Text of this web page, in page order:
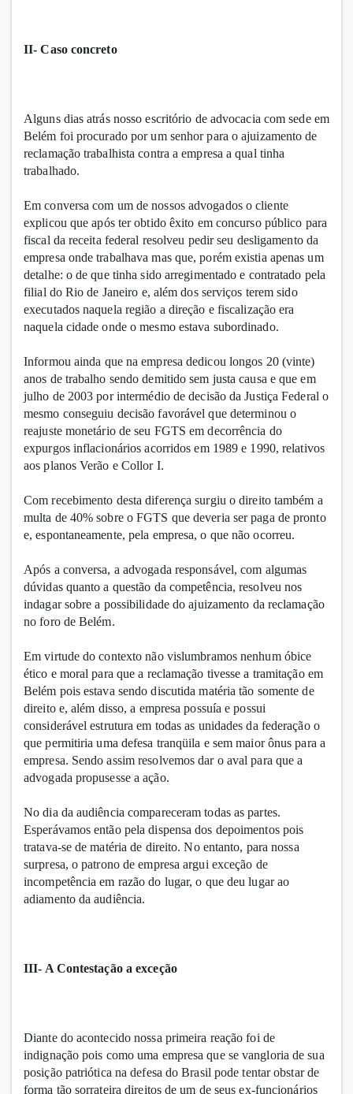
II- Caso concreto
Alguns dias atrás nosso escritório de advocacia com sede em
Belém foi procurado por um senhor para o ajuizamento de
reclamação trabalhista contra a empresa a qual tinha
trabalhado.
Em conversa com um de nossos advogados o cliente
explicou que após ter obtido êxito em concurso público para
fiscal da receita federal resolveu pedir seu desligamento da
empresa onde trabalhava mas que, porém existia apenas um
detalhe: o de que tinha sido arregimentado e contratado pela
filial do Rio de Janeiro e, além dos serviços terem sido
executados naquela região a direção e fiscalização era
naquela cidade onde o mesmo estava subordinado.
Informou ainda que na empresa dedicou longos 20 (vinte)
anos de trabalho sendo demitido sem justa causa e que em
julho de 2003 por intermédio de decisão da Justiça Federal o
mesmo conseguiu decisão favorável que determinou o
reajuste monetário de seu FGTS em decorrência do
expurgos inflacionários acorridos em 1989 e 1990, relativos
aos planos Verão e Collor I.
Com recebimento desta diferença surgiu o direito também a
multa de 40% sobre o FGTS que deveria ser paga de pronto
e, espontaneamente, pela empresa, o que não ocorreu.
Após a conversa, a advogada responsável, com algumas
dúvidas quanto a questão da competência, resolveu nos
indagar sobre a possibilidade do ajuizamento da reclamação
no foro de Belém.
Em virtude do contexto não vislumbramos nenhum óbice
ético e moral para que a reclamação tivesse a tramitação em
Belém pois estava sendo discutida matéria tão somente de
direito e, além disso, a empresa possuía e possui
considerável estrutura em todas as unidades da federação o
que permitiria uma defesa tranqüila e sem maior ônus para a
empresa. Sendo assim resolvemos dar o aval para que a
advogada propusesse a ação.
No dia da audiência compareceram todas as partes.
Esperávamos então pela dispensa dos depoimentos pois
tratava-se de matéria de direito. No entanto, para nossa
surpresa, o patrono de empresa argui exceção de
incompetência em razão do lugar, o que deu lugar ao
adiamento da audiência.
III- A Contestação a exceção
Diante do acontecido nossa primeira reação foi de
indignação pois como uma empresa que se vangloria de sua
posição patriótica na defesa do Brasil pode tentar obstar de
forma tão sorrateira direitos de um de seus ex-funcionários